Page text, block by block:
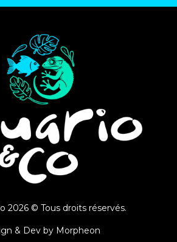
2026 © Tous droits réservés.
& Dev by Morpheon